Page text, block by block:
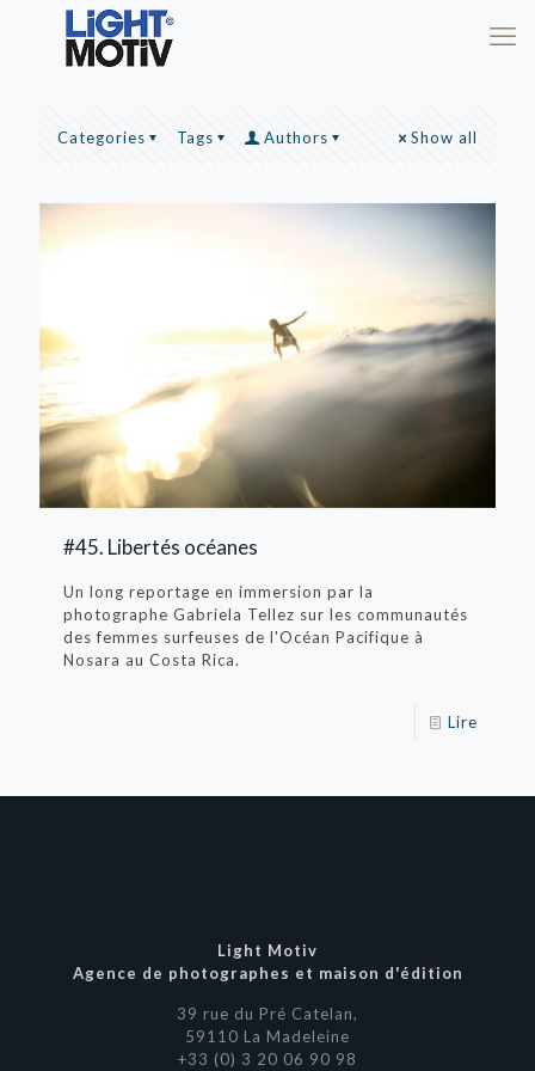
Categories Tags Authors Show all
#45. Libertés océanes
Un long reportage en immersion par la
photographe Gabriela Tellez sur les communautés
des femmes surfeuses de l'Océan Pacifique à
Nosara au Costa Rica.
Lire
Light Motiv
Agence de photographes et maison d'édition
39 rue du Pré Catelan,
59110 La Madeleine
+33 (0) 3 20 06 90 98